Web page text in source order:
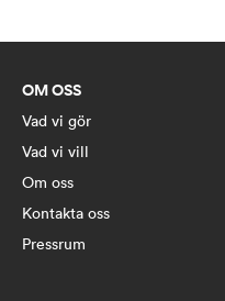
OM OSS
Vad vi gör
Vad vi vill
Om oss
Kontakta oss
Pressrum